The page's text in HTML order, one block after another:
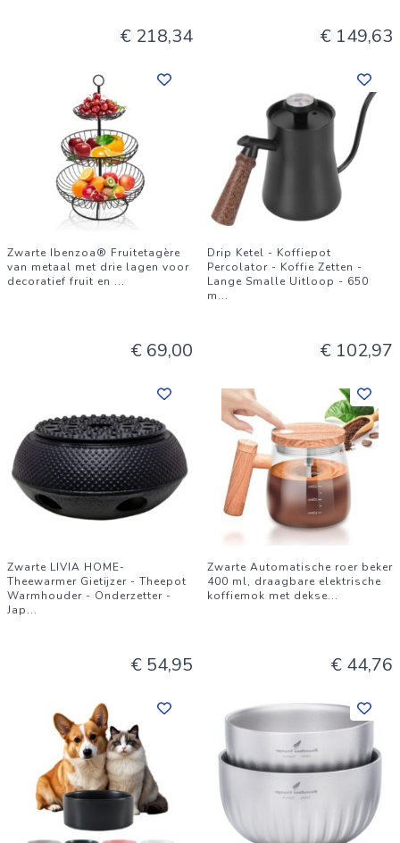
€ 218,34 € 149,63
Zwarte Ibenzoa® Fruitetagère
van metaal met drie lagen voor
decoratief fruit en ...
€ 69,00
Drip Ketel - Koffiepot
Percolator - Koffie Zetten -
Lange Smalle Uitloop - 650
m...
€ 102,97
Zwarte LIVIA HOME-
Theewarmer Gietijzer - Theepot
Warmhouder - Onderzetter -
Jap...
€ 54,95
Zwarte Automatische roer beker
400 ml, draagbare elektrische
koffiemok met dekse...
€ 44,76